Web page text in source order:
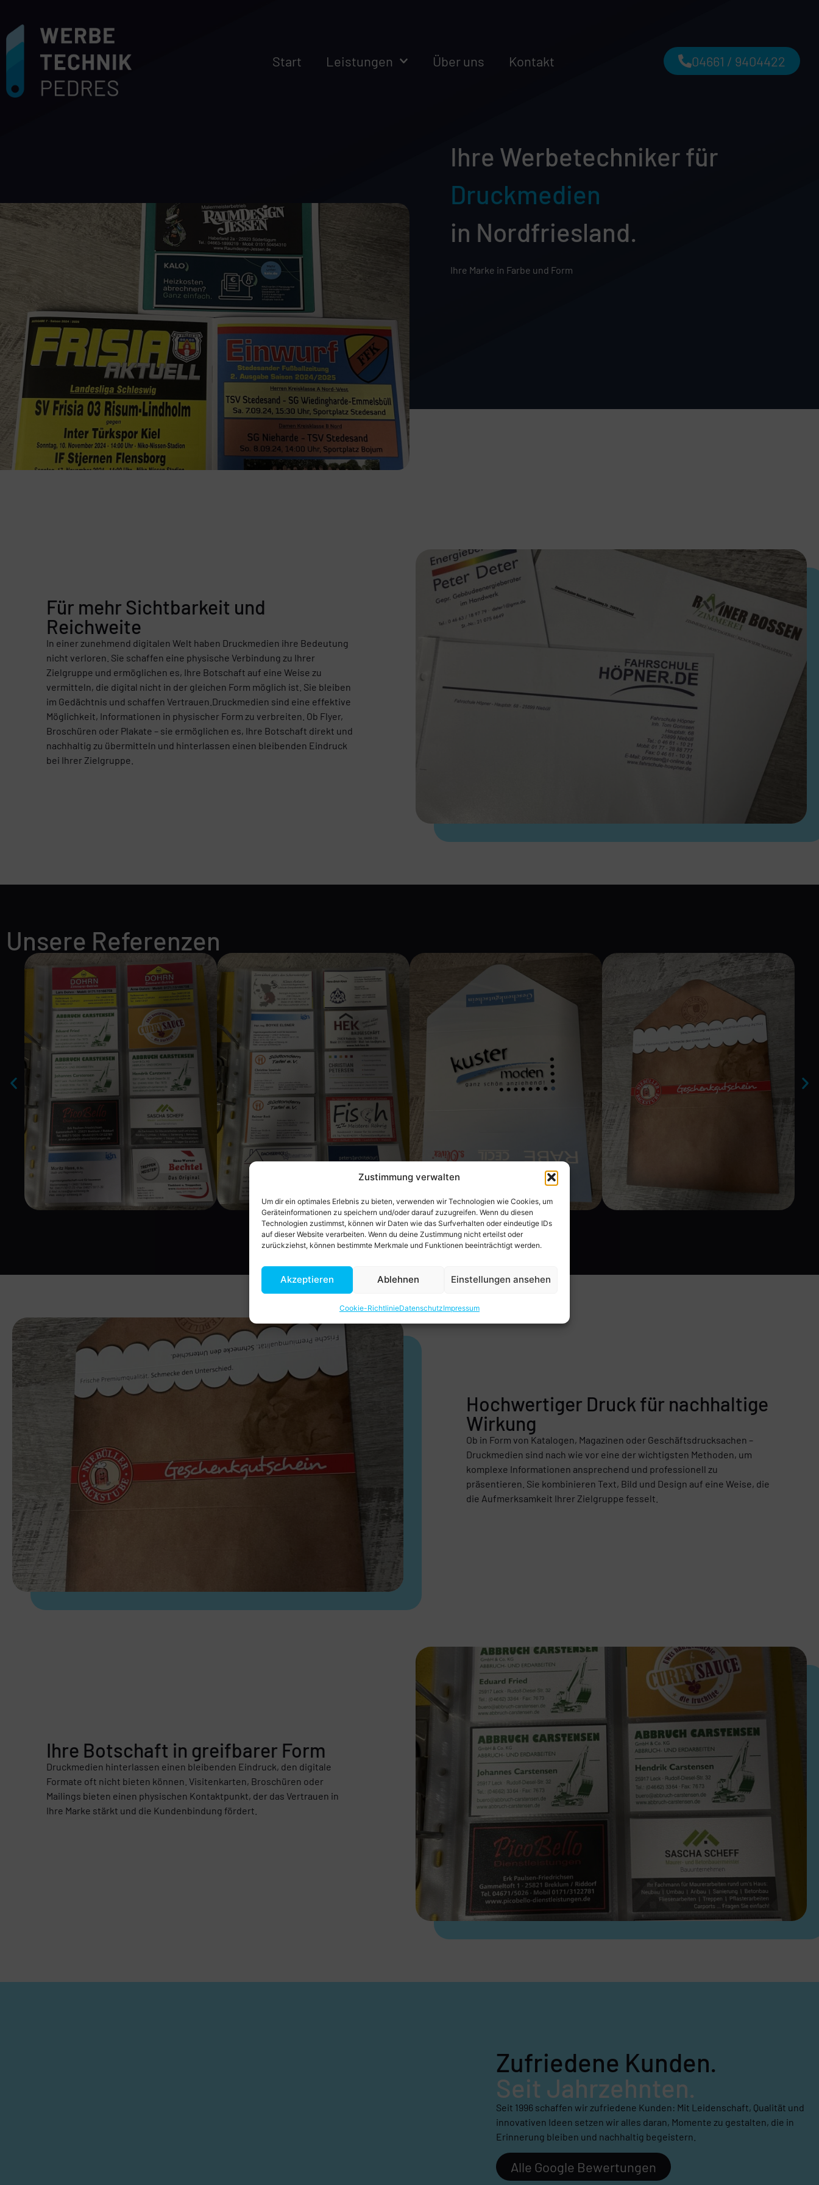
Zustimmung verwalten
Um dir ein optimales Erlebnis zu bieten, verwenden wir Technologien wie Cookies, um
Geräteinformationen zu speichern und/oder darauf zuzugreifen. Wenn du diesen
Technologien zustimmst, können wir Daten wie das Surfverhalten oder eindeutige IDs
auf dieser Website verarbeiten. Wenn du deine Zustimmung nicht erteilst oder
zurückziehst, können bestimmte Merkmale und Funktionen beeinträchtigt werden.
Akzeptieren Ablehnen Einstellungen ansehen
Cookie-RichtlinieDatenschutzImpressum
Start Leistungen Über uns Kontakt 04661 / 9404422
Ihre Werbetechniker für
Druckmedien
in Nordfriesland.
Ihre Marke in Farbe und Form
Für mehr Sichtbarkeit und
Reichweite
In einer zunehmend digitalen Welt haben Druckmedien ihre Bedeutung
nicht verloren. Sie schaffen eine physische Verbindung zu Ihrer
Zielgruppe und ermöglichen es, Ihre Botschaft auf eine Weise zu
vermitteln, die digital nicht in der gleichen Form möglich ist. Sie bleiben
im Gedächtnis und schaffen Vertrauen.Druckmedien sind eine effektive
Möglichkeit, Informationen in physischer Form zu verbreiten. Ob Flyer,
Broschüren oder Plakate – sie ermöglichen es, Ihre Botschaft direkt und
nachhaltig zu übermitteln und hinterlassen einen bleibenden Eindruck
bei Ihrer Zielgruppe.
Unsere Referenzen
Hochwertiger Druck für nachhaltige
Wirkung
Ob in Form von Katalogen, Magazinen oder Geschäftsdrucksachen –
Druckmedien sind nach wie vor eine der wichtigsten Methoden, um
komplexe Informationen ansprechend und professionell zu
präsentieren. Sie kombinieren Text, Bild und Design auf eine Weise, die
die Aufmerksamkeit Ihrer Zielgruppe fesselt.
Ihre Botschaft in greifbarer Form
Druckmedien hinterlassen einen bleibenden Eindruck, den digitale
Formate oft nicht bieten können. Visitenkarten, Broschüren oder
Mailings bieten einen physischen Kontaktpunkt, der das Vertrauen in
Ihre Marke stärkt und die Kundenbindung fördert.
Zufriedene Kunden.
Seit Jahrzehnten.
Seit 1996 schaffen wir zufriedene Kunden: Mit Leidenschaft, Qualität und
innovativen Ideen setzen wir alles daran, Momente zu gestalten, die in
Erinnerung bleiben und nachhaltig begeistern.
Alle Google Bewertungen